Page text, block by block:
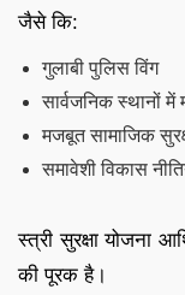
जैसे कि:
गुलाबी पुलिस विंग
सार्वजनिक स्थानों
मजबूत सामाजिक
समावेशी विकास
स्त्री सुरक्षा योजना
की पूरक है।